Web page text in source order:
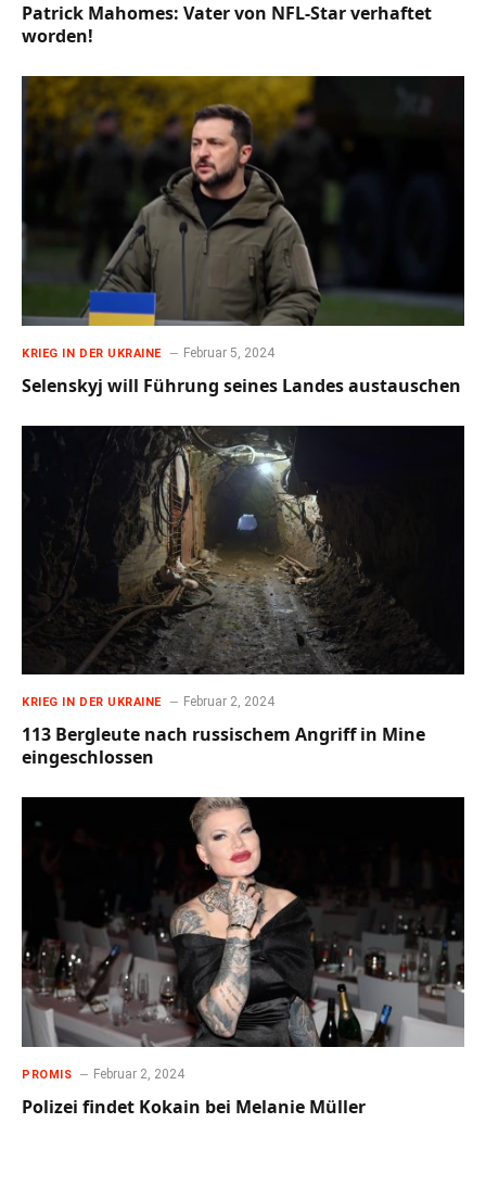
Patrick Mahomes: Vater von NFL-Star verhaftet
worden!
KRIEG IN DER UKRAINE Februar 5, 2024
Selenskyj will Führung seines Landes austauschen
KRIEG IN DER UKRAINE Februar 2, 2024
113 Bergleute nach russischem Angriff in Mine
eingeschlossen
PROMIS Februar 2, 2024
Polizei findet Kokain bei Melanie Müller